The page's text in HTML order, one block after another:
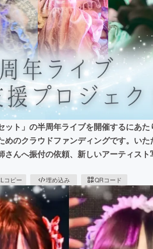
CAMPFIRE for Social Good
CAMPFIREふるさと納税
ト」の半周年ライブを開催するにあた
のクラウドファンディングです。いた
んへ振付の依頼、新しいアーティスト
コピー 埋め込み QRコード